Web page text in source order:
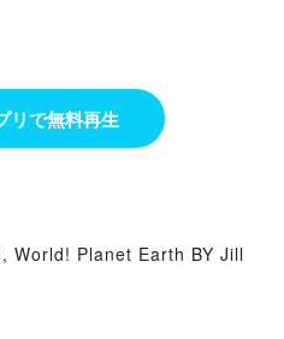
リで無料再生
World! Planet Earth BY Jill